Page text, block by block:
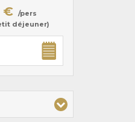
€ /pers
déjeuner)